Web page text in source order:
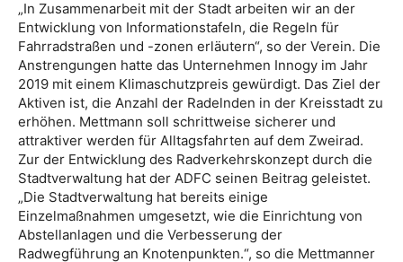
„In Zusammenarbeit mit der Stadt arbeiten wir an der
Entwicklung von Informationstafeln, die Regeln für
Fahrradstraßen und -zonen erläutern“, so der Verein. Die
Anstrengungen hatte das Unternehmen Innogy im Jahr
2019 mit einem Klimaschutzpreis gewürdigt. Das Ziel der
Aktiven ist, die Anzahl der Radelnden in der Kreisstadt zu
erhöhen. Mettmann soll schrittweise sicherer und
attraktiver werden für Alltagsfahrten auf dem Zweirad.
Zur der Entwicklung des Radverkehrskonzept durch die
Stadtverwaltung hat der ADFC seinen Beitrag geleistet.
„Die Stadtverwaltung hat bereits einige
Einzelmaßnahmen umgesetzt, wie die Einrichtung von
Abstellanlagen und die Verbesserung der
Radwegführung an Knotenpunkten.“, so die Mettmanner